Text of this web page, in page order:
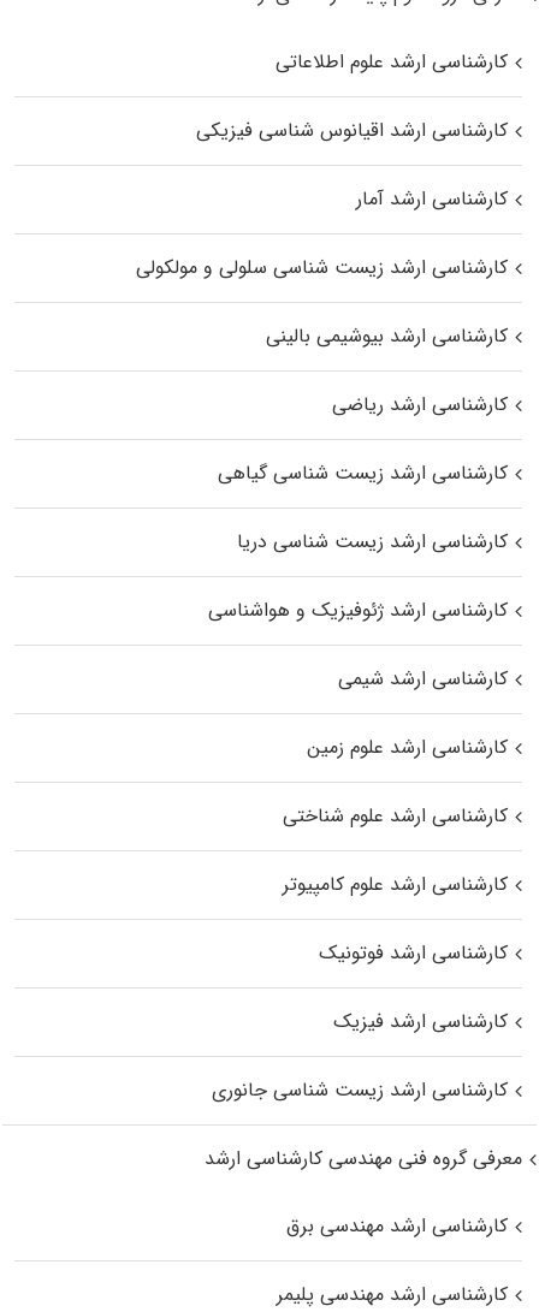
کارشناسی ارشد علوم اطلاعاتی
کارشناسی ارشد اقیانوس‌ شناسی فیزیکی
کارشناسی ارشد آمار
کارشناسی ارشد زیست شناسی سلولی و مولکولی
کارشناسی ارشد بیوشیمی بالینی
کارشناسی ارشد ریاضی
کارشناسی ارشد زیست‌ شناسی گیاهی
کارشناسی ارشد زیست‌ شناسی دریا
کارشناسی ارشد ژئوفیزیک و هواشناسی
کارشناسی ارشد شیمی
کارشناسی ارشد علوم زمین
کارشناسی ارشد علوم شناختی
کارشناسی ارشد علوم کامپیوتر
کارشناسی ارشد فوتونیک
کارشناسی ارشد فیزیک
کارشناسی ارشد زیست‌ شناسی جانوری
معرفی گروه فنی مهندسی کارشناسی ارشد
کارشناسی ارشد مهندسی برق
کارشناسی ارشد مهندسی پلیمر